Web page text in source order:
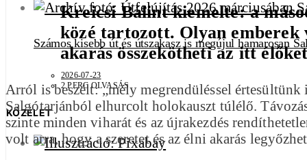
Számos kisebb út és útszakasz is megújul hamarosan
2026-07-23
2 PERC OLVASÁS
KÖZÉLET
Kreicsi Bálint kiemelte: a
közé tartozott. Olyan emberek
akarás összekötheti az itt
Arról is beszélt: „mély megrendüléssel
Salgótarjánból elhurcolt holokauszt túlélő.
szinte minden viharát és az újrakezdés
volt arra, hogy a szeretet és az élni akarás